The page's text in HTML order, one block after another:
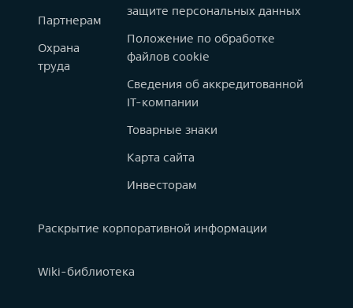
Партнерам
Охрана
труда
защите персональных данных
Положение по обработке
файлов cookie
Сведения об аккредитованной
IT-компании
Товарные знаки
Карта сайта
Инвесторам
Раскрытие корпоративной информации
Wiki-библиотека